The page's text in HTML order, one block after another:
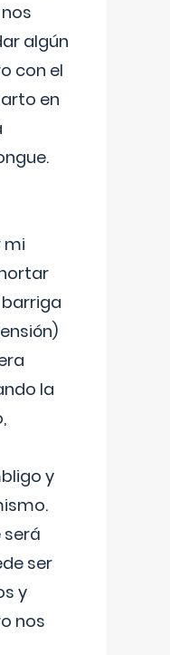
algún
con el
en
mi
la
y
ser
y
nos